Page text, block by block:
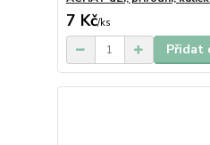
7 Kč/ks
Přidat